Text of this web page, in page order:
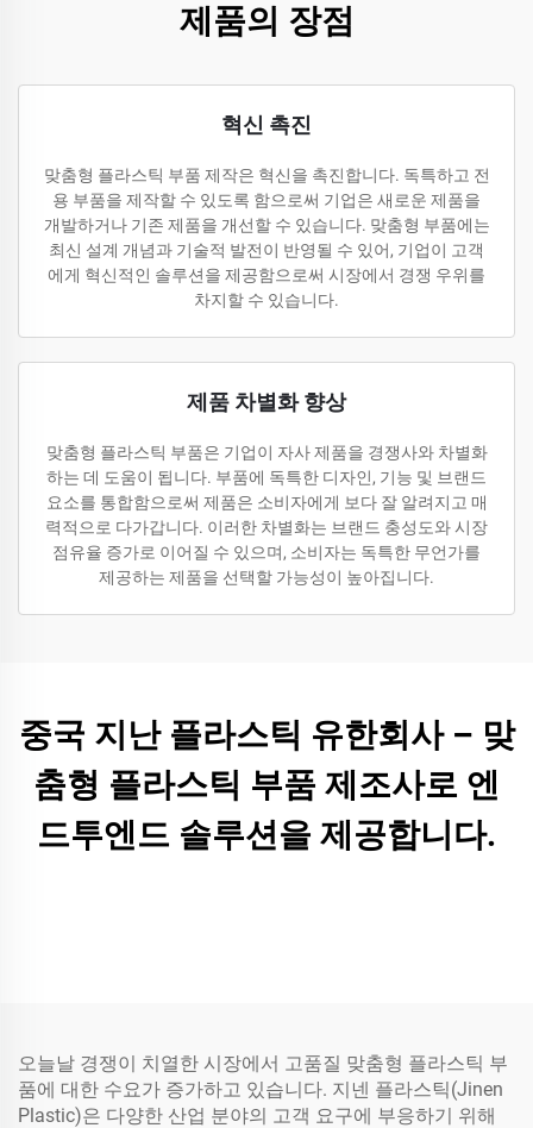
제품의 장점
혁신 촉진
맞춤형 플라스틱 부품 제작은 혁신을 촉진합니다. 독특하고 전
용 부품을 제작할 수 있도록 함으로써 기업은 새로운 제품을
개발하거나 기존 제품을 개선할 수 있습니다. 맞춤형 부품에는
최신 설계 개념과 기술적 발전이 반영될 수 있어, 기업이 고객
에게 혁신적인 솔루션을 제공함으로써 시장에서 경쟁 우위를
차지할 수 있습니다.
제품 차별화 향상
맞춤형 플라스틱 부품은 기업이 자사 제품을 경쟁사와 차별화
하는 데 도움이 됩니다. 부품에 독특한 디자인, 기능 및 브랜드
요소를 통합함으로써 제품은 소비자에게 보다 잘 알려지고 매
력적으로 다가갑니다. 이러한 차별화는 브랜드 충성도와 시장
점유율 증가로 이어질 수 있으며, 소비자는 독특한 무언가를
제공하는 제품을 선택할 가능성이 높아집니다.
중국 지난 플라스틱 유한회사 – 맞
춤형 플라스틱 부품 제조사로 엔
드투엔드 솔루션을 제공합니다.
오늘날 경쟁이 치열한 시장에서 고품질 맞춤형 플라스틱 부
품에 대한 수요가 증가하고 있습니다. 지넨 플라스틱(Jinen
Plastic)은 다양한 산업 분야의 고객 요구에 부응하기 위해